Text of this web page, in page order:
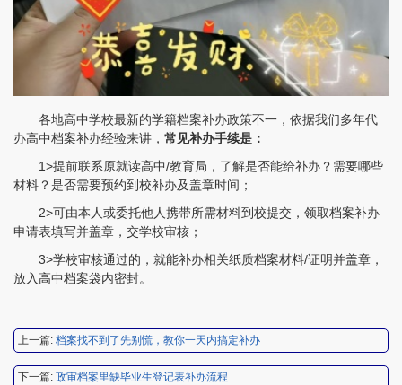
各地高中学校最新的学籍档案补办政策不一，依据我们多年代
办高中档案补办经验来讲， 常见补办手续是：
1>提前联系原就读高中/教育局，了解是否能给补办？需要哪些
材料？是否需要预约到校补办及盖章时间；
2>可由本人或委托他人携带所需材料到校提交，领取档案补办
申请表填写并盖章，交学校审核；
3>学校审核通过的，就能补办相关纸质档案材料/证明并盖章，
放入高中档案袋内密封。
上一篇: 档案找不到了先别慌，教你一天内搞定补办
下一篇: 政审档案里缺毕业生登记表补办流程
程女士 134****3518 【申请成功】
王小姐 181****2354 【申请成功】
陈先生 158****3306 【申请成功】
李先生 137****1923
程女士 136****3253
王小姐 185****2848 【申请成功】
李先生 135****3338
程女士 134****3518